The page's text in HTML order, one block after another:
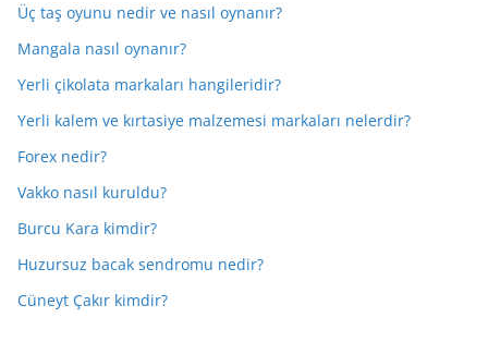
Üç taş oyunu nedir ve nasıl oynanır?
Mangala nasıl oynanır?
Yerli çikolata markaları hangileridir?
Yerli kalem ve kırtasiye malzemesi markaları nelerdir?
Forex nedir?
Vakko nasıl kuruldu?
Burcu Kara kimdir?
Huzursuz bacak sendromu nedir?
Cüneyt Çakır kimdir?